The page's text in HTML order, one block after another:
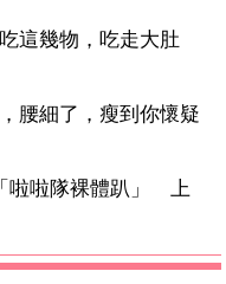
這幾物，吃走大肚
腰細了，瘦到你懷疑
啦啦隊裸體趴」 上